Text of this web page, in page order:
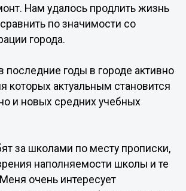
Нам удалось продлить жизнь
по значимости со
города.
годы в городе активно
актуальным становится
и новых средних учебных
за школами по месту прописки,
наполняемости школы и те
очень интересует